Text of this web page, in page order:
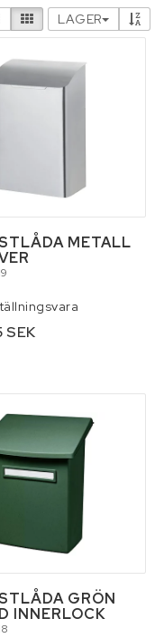
LAGER
METALL
SEK
GRÖN
INNERLOCK